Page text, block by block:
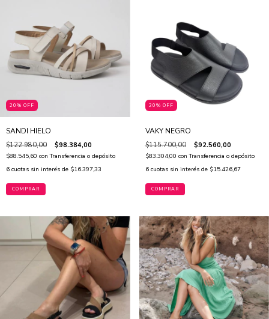
20% OFF
SANDI HIELO
$122.980,00 $98.384,00
$88.545,60 con Transferencia o depósito
6 cuotas sin interés de $16.397,33
COMPRAR
20% OFF
VAKY NEGRO
$115.700,00 $92.560,00
$83.304,00 con Transferencia o depósito
6 cuotas sin interés de $15.426,67
COMPRAR